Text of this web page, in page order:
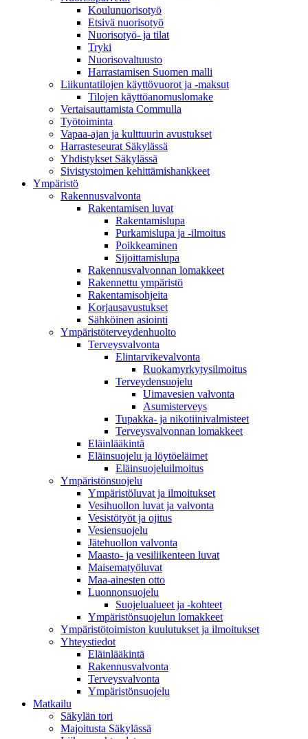
Koulunuorisotyö
Etsivä nuorisotyö
Nuorisotyö- ja tilat
Tryki
Nuorisovaltuusto
Harrastamisen Suomen malli
Liikuntatilojen käyttövuorot ja -maksut
Tilojen käyttöanomuslomake
Vertaisauttamista Commulla
Työtoiminta
Vapaa-ajan ja kulttuurin avustukset
Harrasteseurat Säkylässä
Yhdistykset Säkylässä
Sivistystoimen kehittämishankkeet
Ympä­ristö
Rakennusvalvonta
Rakentamisen luvat
Rakentamislupa
Purkamislupa ja -ilmoitus
Poikkeaminen
Sijoittamislupa
Rakennusvalvonnan lomakkeet
Rakennettu ympäristö
Rakentamisohjeita
Korjausavustukset
Sähköinen asiointi
Ympäristöterveydenhuolto
Terveysvalvonta
Elintarvikevalvonta
Ruokamyrkytysilmoitus
Terveydensuojelu
Uimavesien valvonta
Asumisterveys
Tupakka- ja nikotiinivalmisteet
Terveysvalvonnan lomakkeet
Eläinlääkintä
Eläinsuojelu ja löytöeläimet
Eläinsuojeluilmoitus
Ympäristönsuojelu
Ympäristöluvat ja ilmoitukset
Vesihuollon luvat ja valvonta
Vesistötyöt ja ojitus
Vesiensuojelu
Jätehuollon valvonta
Maasto- ja vesiliikenteen luvat
Maisematyöluvat
Maa-ainesten otto
Luonnonsuojelu
Suojelualueet ja -kohteet
Ympäristönsuojelun lomakkeet
Ympäristötoimiston kuulutukset ja ilmoitukset
Yhteystiedot
Eläinlääkintä
Rakennusvalvonta
Terveysvalvonta
Ympäristönsuojelu
Mat­kailu
Säkylän tori
Majoitusta Säkylässä